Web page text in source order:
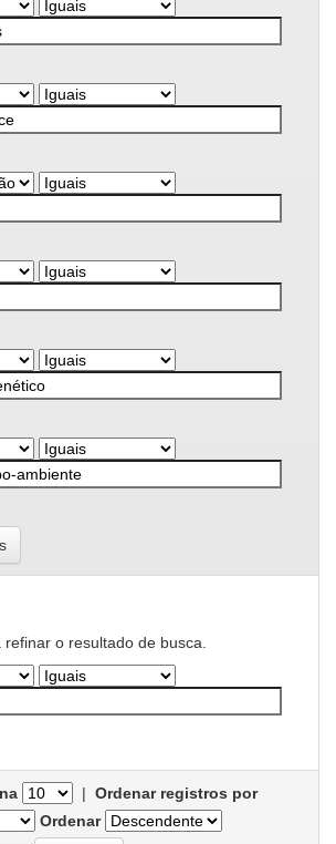
o resultado de busca.
| Ordenar registros por
Ordenar